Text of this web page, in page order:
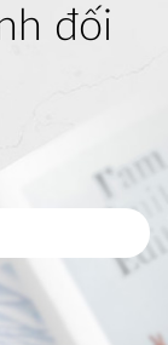
đối